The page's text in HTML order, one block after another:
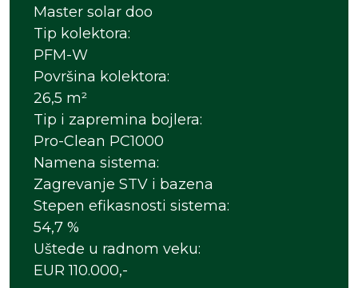
Master solar doo
Tip kolektora:
PFM-W
Površina kolektora:
26,5 m²
Tip i zapremina bojlera:
Pro-Clean PC1000
Namena sistema:
Zagrevanje STV i bazena
Stepen efikasnosti sistema:
54,7 %
Uštede u radnom veku:
EUR 110.000,-